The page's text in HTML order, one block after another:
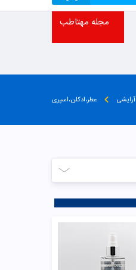
مجله مهتاطب
آرایشی عطر،ادکلن،اسپری